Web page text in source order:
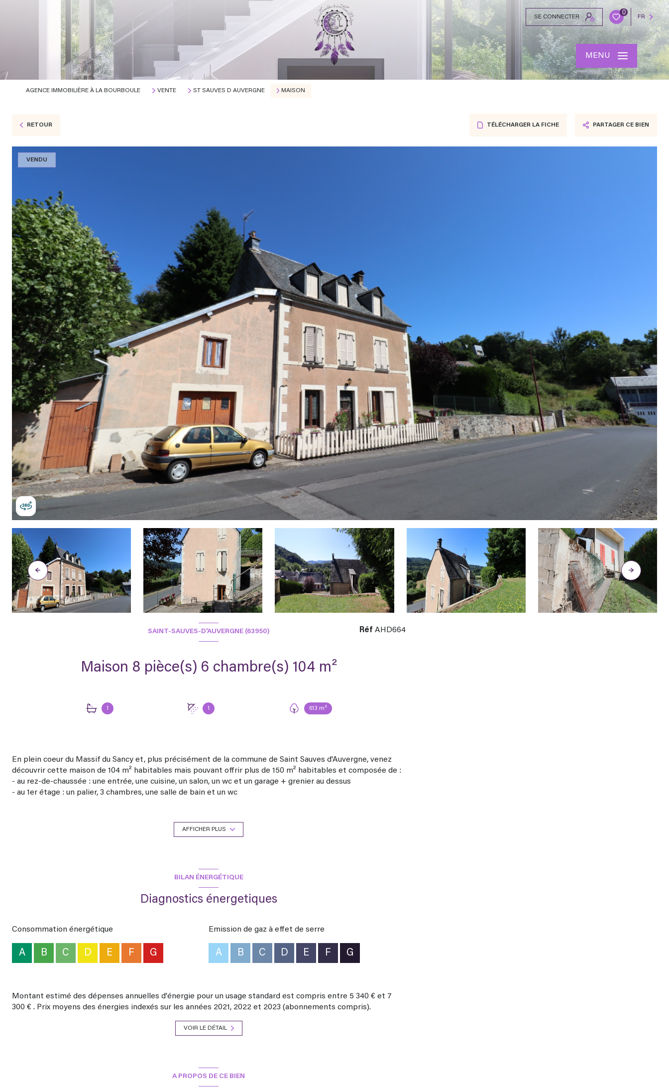
SE CONNECTER
0
FR
MENU
AGENCE IMMOBILIÈRE À LA BOURBOULE VENTE ST SAUVES D AUVERGNE MAISON
RETOUR TÉLÉCHARGER LA FICHE PARTAGER CE BIEN
VENDU
SAINT-SAUVES-D'AUVERGNE (63950)
Maison 8 pièce(s) 6 chambre(s) 104 m²
1 1 613 m²
Réf AHD664
En plein coeur du Massif du Sancy et, plus précisément de la commune de Saint Sauves d'Auvergne, venez
découvrir cette maison de 104 m² habitables mais pouvant offrir plus de 150 m² habitables et composée de :
- au rez-de-chaussée : une entrée, une cuisine, un salon, un wc et un garage + grenier au dessus
- au 1er étage : un palier, 3 chambres, une salle de bain et un wc
La production d'eau chaude et le chauffage sont assurés par une chaudière fioul. Un insert bois dans le salon
L'audit énergétique préconise une enveloppe de 102 000 € pour passer de G à B.
Le bien n'est pas situé dans un zonage réglementaire de plan d'xposition au bruit. Zonage réglementaire sur
prévention des risques naturels, miniers ou technologiques.
Clamadieu de l'Agence Immobilière de la Haute Dordogne, par téléphone, au 06.80.03.11.66, ou, par mail, à
AFFICHER PLUS
BILAN ÉNERGÉTIQUE
Diagnostics énergetiques
Consommation énergétique
A B C D E F G
Emission de gaz à effet de serre
A B C D E F G
Montant estimé des dépenses annuelles d'énergie pour un usage standard est compris entre 5 340 € et 7
300 € . Prix moyens des énergies indexés sur les années 2021, 2022 et 2023 (abonnements compris).
VOIR LE DÉTAIL
A PROPOS DE CE BIEN